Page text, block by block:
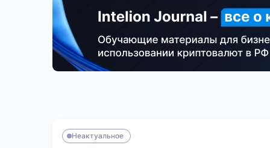
Canaan
Innosilicon
Готовый
Готовый
Готовый
Неактуальное